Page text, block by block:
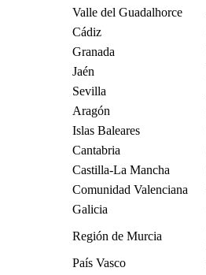
Valle del Guadalhorce
Cádiz
Granada
Jaén
Sevilla
Aragón
Islas Baleares
Cantabria
Castilla-La Mancha
Comunidad Valenciana
Galicia
Región de Murcia
País Vasco